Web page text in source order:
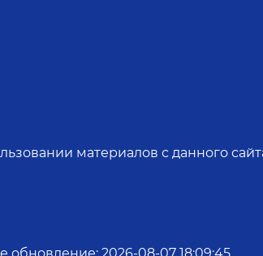
материалов с данного